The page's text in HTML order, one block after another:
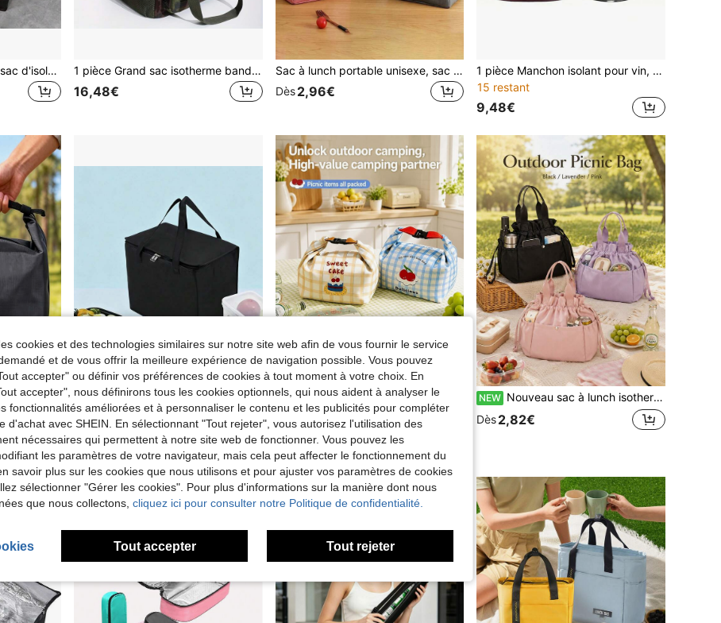
8 pièces Sac isotherme, sac d'isolation thermique pour pique-nique extérieur, voyage, déjeuner, livraison de nourriture, produits frais, équipement de camping 1 pièce Grand sac isotherme bandoulière pour l'extérieur, sac isotherme multicouche style camouflage, sac de rangement léger et durable, glacière isotherme pour l'extérieur, design à compartiments multiples, bandoulière réglable, convient pour porter à la main/en bandoulière/à l'épaule, adapté pour le camping, le pique-nique, la pêche, l'aventure, les fêtes en plein air, sans contact direct avec la nourriture, sac isotherme portable pour l'extérieur, glacière pour fête de camping, meilleur choix pour les amateurs d'activités de plein air
16,48€
Sac à lunch portable unisexe, sac à lunch isotherme et imperméable gardant au frais, sac à lunch et à fruits épais et mignon pour étudiants et adultes, accessoire essentiel pour le travail, le pique-nique, la rentrée scolaire et les voyages
Dès 2,96€
1 pièce Manchon isolant pour vin, réutilisable, température réglable, rétention du froid durable, convient pour pique-nique en plein air, fête, amateurs de vin, sac de glace en nylon avec matériau de maintien du froid dégradé, manchon de protection pour bouteille de champagne, pour le camping
15 restant
9,48€
Sac isotherme de grande capacité - Isolation en feuille d'aluminium portable, essentiel pour les voyages en plein air et le camping | Fermeture éclair durable
NEW Sac isotherme portable, sac de pique-nique thermique pliable, sac de transport pour aliments & boissons, sac de livraison de bière
Dès4,30€ 2,77€
NEW Nouveau sac à lunch isotherme portable, sac bento bandoulière imperméable et étanche, sac de rangement réutilisable froid/chaud, convient aux étudiants pour la rentrée scolaire, bureau et campus, sac de camping et pique-nique en plein air, indispensable pour la rentrée scolaire!
Dès2,82€
cookies et des technologies similaires sur notre site web afin de vous fournir le service
et de vous offrir la meilleure expérience de navigation possible. Vous pouvez
accepter" ou définir vos préférences de cookies à tout moment à votre choix. En
accepter", nous définirons tous les cookies optionnels, qui nous aident à analyser le
fonctionnalités améliorées et à personnaliser le contenu et les publicités pour compléter
d'achat avec SHEIN. En sélectionnant "Tout rejeter", vous autorisez l'utilisation des
nécessaires qui permettent à notre site web de fonctionner. Vous pouvez les
les paramètres de votre navigateur, mais cela peut affecter le fonctionnement du
savoir plus sur les cookies que nous utilisons et pour ajuster vos paramètres de cookies
sélectionner "Gérer les cookies". Pour plus d'informations sur la manière dont nous
que nous collectons, cliquez ici pour consulter notre Politique de confidentialité.
Tout accepter Tout rejeter